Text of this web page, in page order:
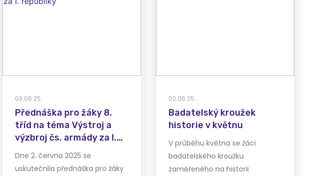
03.06.25
Přednáška pro žáky 8.
tříd na téma Výstroj a
výzbroj čs. armády za I.
republiky
Dne 2. června 2025 se
uskutečnila přednáška pro žáky
02.06.25
Badatelský kroužek
historie v květnu
V průběhu května se žáci
badatelského kroužku
zaměřeného na historii